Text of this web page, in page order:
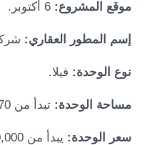
موقع المشروع:6 أكتوبر .
إسم المطور العقاري:
نوع الوحدة: فيلا.
مساحة الوحدة:تبدأ من 470 متراً مربعاً.
سعر الوحدة: يبدأ من 44,650,000 جنيهاً مصرياً.